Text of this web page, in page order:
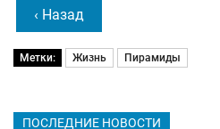
‹ Назад
Метки: Жизнь Пирамиды
ПОСЛЕДНИЕ НОВОСТИ